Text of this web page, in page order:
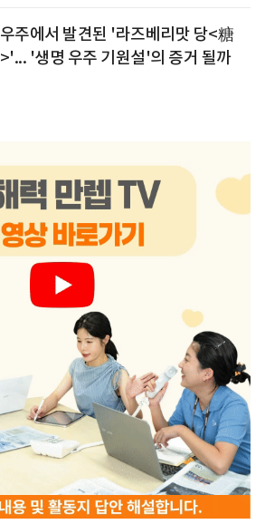
우주에서 발견된 '라즈베리맛 당<糖
>'... '생명 우주 기원설'의 증거 될까